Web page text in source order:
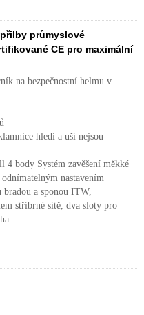
průmyslové
CE pro maximální
na bezpečnostní helmu v
hledí a uší nejsou
4 body Systém zavěšení měkké
nastavením
bradou a sponou ITW,
stříbrné sítě, dva sloty pro